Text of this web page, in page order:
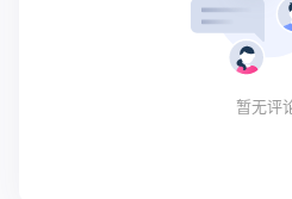
暂无评